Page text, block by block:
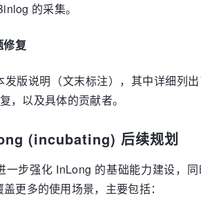
的采集。
修复
发版说明（文末标注），其中详细列
，以及具体的贡献者。
(incubating) 后续规划
一步强化 InLong 的基础能力建设，
更多的使用场景，主要包括：